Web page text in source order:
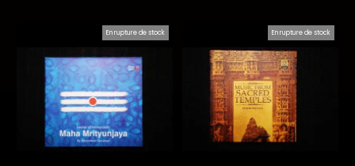
En rupture de stock En rupture de stock